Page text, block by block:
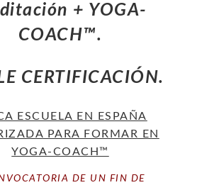
+ YOGA-
COACH™.
CERTIFICACIÓN.
ESCUELA EN ESPAÑA
PARA FORMAR EN
YOGA-COACH™
DE UN FIN DE